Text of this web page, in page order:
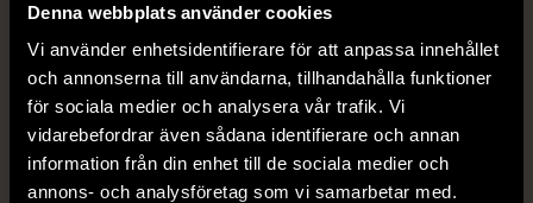
Denna webbplats använder cookies
Vi använder enhetsidentifierare för att anpassa innehållet
och annonserna till användarna, tillhandahålla funktioner
för sociala medier och analysera vår trafik. Vi
vidarebefordrar även sådana identifierare och annan
information från din enhet till de sociala medier och
annons- och analysföretag som vi samarbetar med.
förekomst, förebyggande
arbete och exitprocesser
En kurs för dig som jobbar inom socialt arbete, skola,
fritidsledare, idrott, häkten och anstalter eller
avhopparverksamhet och önskar fördjupa dina
kunskaper om ungdomskriminalitet.